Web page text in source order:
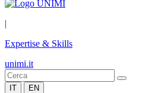
|
Expertise & Skills
unimi.it
IT EN